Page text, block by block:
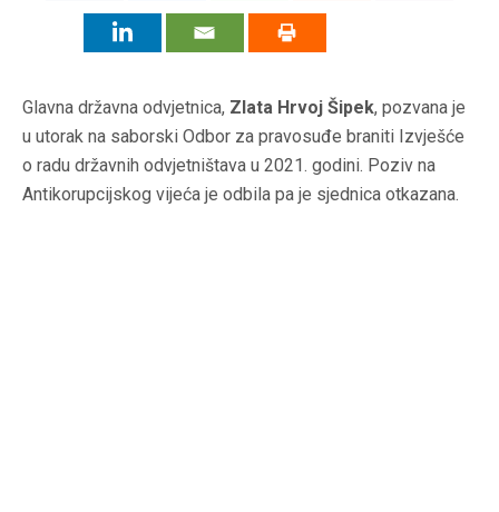
Glavna državna odvjetnica, Zlata Hrvoj Šipek, pozvana je
u utorak na saborski Odbor za pravosuđe braniti Izvješće
o radu državnih odvjetništava u 2021. godini. Poziv na
Antikorupcijskog vijeća je odbila pa je sjednica otkazana.